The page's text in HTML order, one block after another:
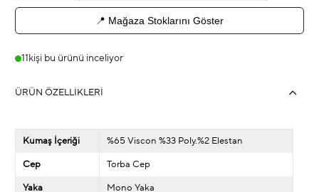
📍 Mağaza Stoklarını Göster
11 kişi bu ürünü inceliyor
ÜRÜN ÖZELLIKLERI
Kumaş İçeriği %65 Viscon %33 Poly.%2 Elestan
Cep Torba Cep
Yaka Mono Yaka